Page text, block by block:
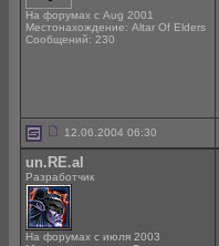
На форумах с Aug 2001
Местонахождение: Altar Of Elders
Сообщений: 230
12.06.2004 06:30
un.RE.al
Разработчик
На форумах с июля 2003